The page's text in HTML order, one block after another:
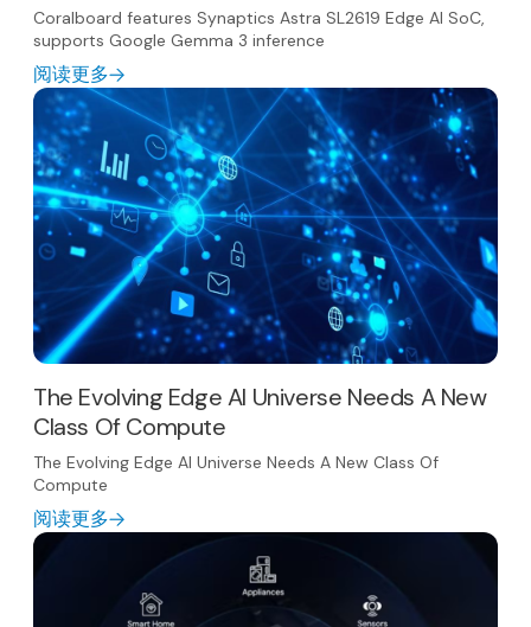
Coralboard features Synaptics Astra SL2619 Edge AI SoC,
supports Google Gemma 3 inference
阅读更多
The Evolving Edge AI Universe Needs A New
Class Of Compute
The Evolving Edge AI Universe Needs A New Class Of
Compute
阅读更多